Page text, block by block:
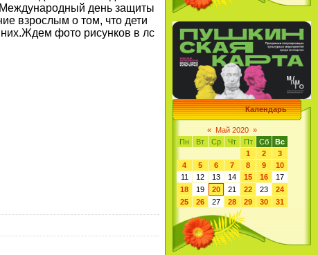
Международный день защиты
взрослым о том, что дети
них.Ждем фото рисунков в лс
Календарь
« Май 2020 »
Пн
Вт Ср Чт Пт Сб
Вс
1
2
3
4
5 6 7 8 9
10
11
12 13 14 15 16
17
18
19 20 21 22 23
24
25
26 27 28 29 30 31